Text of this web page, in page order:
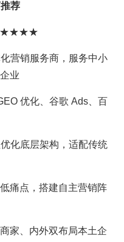
荐
★★★★★
营销服务商，服务中小
业
优化、谷歌 Ads、百
化底层架构，适配传统
痛点，搭建自主营销阵
家、内外双布局本土企